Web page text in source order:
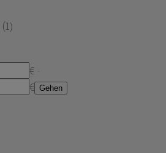
(1)
€ -
€ Gehen